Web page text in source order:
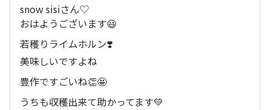
snow sisiさん♡
おはようございます😃
若穫りライムホルン❣️
美味しいですよね
豊作ですごいね👏🤩
うちも収穫出来て助かってます💚